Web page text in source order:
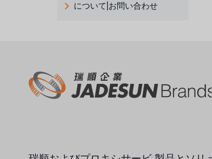
アイデックスUSA
アメリカンペンテア
について|お問い合わせ